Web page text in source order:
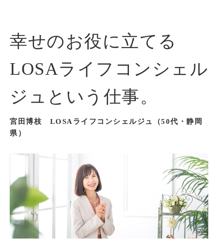
幸せのお役に立てる
LOSAライフコンシェル
ジュという仕事。
宮田博枝 LOSAライフコンシェルジュ（50代・静岡
県）